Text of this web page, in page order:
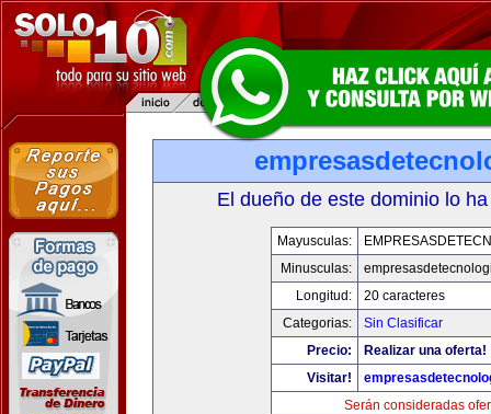
El dueño de este dominio lo
Mayusculas:
Minusculas:
Longitud:
20 caracteres
Categorias:
Sin Clasificar
Precio:
Realizar una oferta!
Visitar!
Serán consideradas